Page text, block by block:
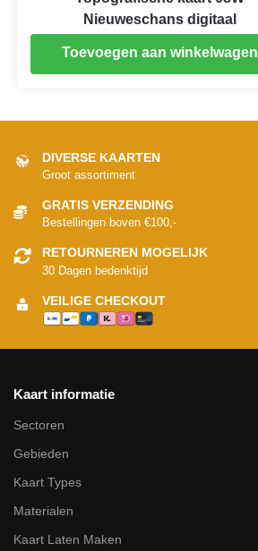
Nieuweschans digitaal
Toevoegen aan winkelwagen
DIVERSE KAARTEN
Groot assortiment
GRATIS VERZENDING
Bestellingen boven €100,-
RETOURNEREN MOGELIJK
30 Dagen bedenktijd
VEILIGE CHECKOUT
Kaart informatie
Sectoren
Gebieden
Kaart Types
Materialen
Kaart Laten Maken